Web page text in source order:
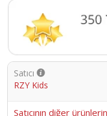
bayanların
sayesinde vücut
üzerinizde
detayından
isteyenler için uygun
bayanların ihtiyaçlarına
yaşam tarzına mükemmel
Ürün Kodu :
Satıcı
RZY Kids
Satıcının diğer